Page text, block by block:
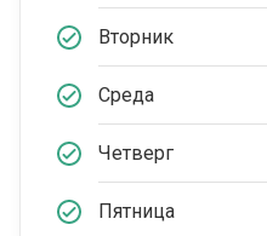
Вторник
Среда
Четверг
Пятница